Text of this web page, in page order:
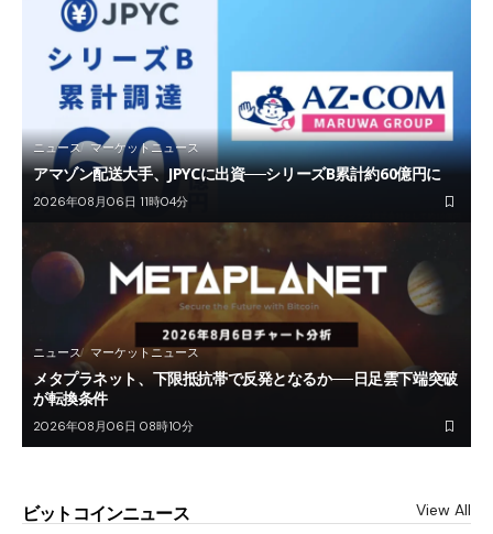
ニュース マーケットニュース
アマゾン配送大手、JPYCに出資──シリーズB累計約60億円に
2026年08月06日 11時04分
ニュース マーケットニュース
メタプラネット、下限抵抗帯で反発となるか──日足雲下端突破
が転換条件
2026年08月06日 08時10分
ビットコインニュース View All